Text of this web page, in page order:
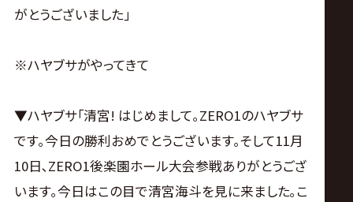
がとうございました｣
※ハヤブサがやってきて
▼ハヤブサ｢清宮! はじめまして｡ZERO1のハヤブサ
です｡今日の勝利おめでとうございます｡そして11月
10日､ZERO1後楽園ホール大会参戦ありがとうござ
います｡今日はこの目で清宮海斗を見に来ました｡こ